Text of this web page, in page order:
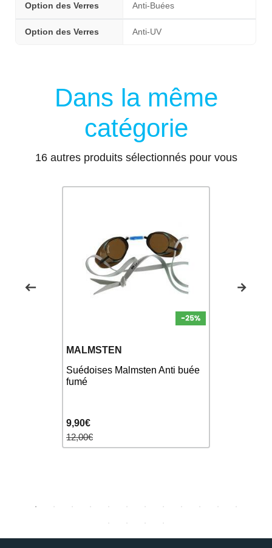
Option des Verres Anti-Buées
Option des Verres Anti-UV
Dans la même
catégorie
16 autres produits sélectionnés pour vous
MALMSTEN
Suédoises Malmsten Anti buée
fumé
9,90€
12,00€